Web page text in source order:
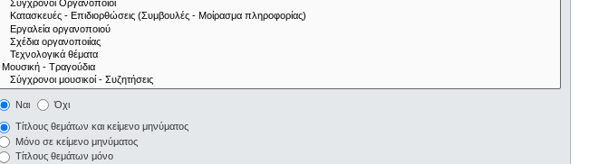
Ναι Όχι
Τίτλους θεμάτων και κείμενο μηνύματος
Μόνο σε κείμενο μηνύματος
Τίτλους θεμάτων μόνο